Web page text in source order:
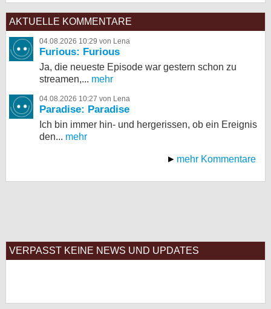
AKTUELLE KOMMENTARE
04.08.2026 10:29 von Lena
Furious: Furious
Ja, die neueste Episode war gestern schon zu
streamen,... mehr
04.08.2026 10:27 von Lena
Paradise: Paradise
Ich bin immer hin- und hergerissen, ob ein Ereignis
den... mehr
mehr Kommentare
VERPASST KEINE NEWS UND UPDATES